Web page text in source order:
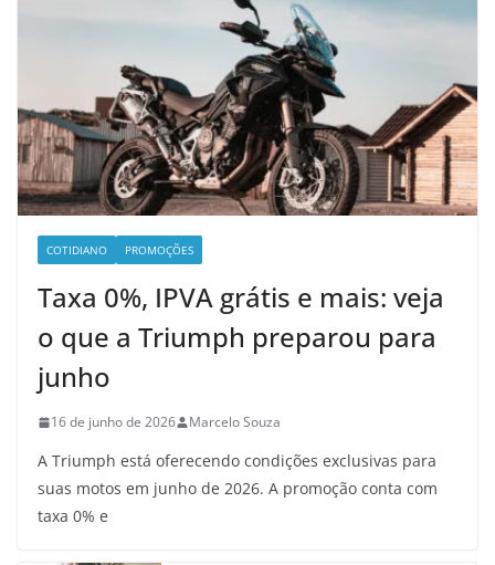
COTIDIANO PROMOÇÕES
Taxa 0%, IPVA grátis e mais: veja
o que a Triumph preparou para
junho
16 de junho de 2026 Marcelo Souza
A Triumph está oferecendo condições exclusivas para
suas motos em junho de 2026. A promoção conta com
taxa 0% e